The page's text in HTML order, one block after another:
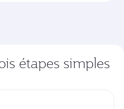
étapes simples